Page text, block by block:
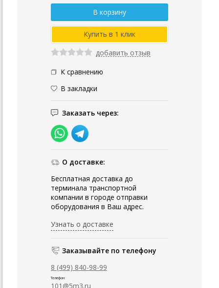
добавить отзыв
К сравнению
В закладки
Заказать через:
О доставке:
Бесплатная доставка до
терминала транспортной
компании в городе отправки
оборудования в Ваш адрес.
Узнать о доставке
Заказывайте по телефону
8 (499) 840-98-99
Телефон
101@5m3.ru